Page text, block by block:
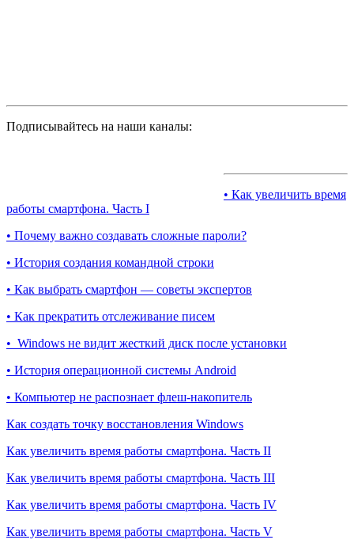
Подписывайтесь на наши каналы:
• Как увеличить время
работы смартфона. Часть I
• Почему важно создавать сложные пароли?
• История создания командной строки
• Как выбрать смартфон — советы экспертов
• Как прекратить отслеживание писем
• Windows не видит жесткий диск после установки
• История операционной системы Android
• Компьютер не распознает флеш-накопитель
Как создать точку восстановления Windows
Как увеличить время работы смартфона. Часть II
Как увеличить время работы смартфона. Часть III
Как увеличить время работы смартфона. Часть IV
Как увеличить время работы смартфона. Часть V